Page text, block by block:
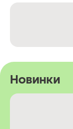
Новинки